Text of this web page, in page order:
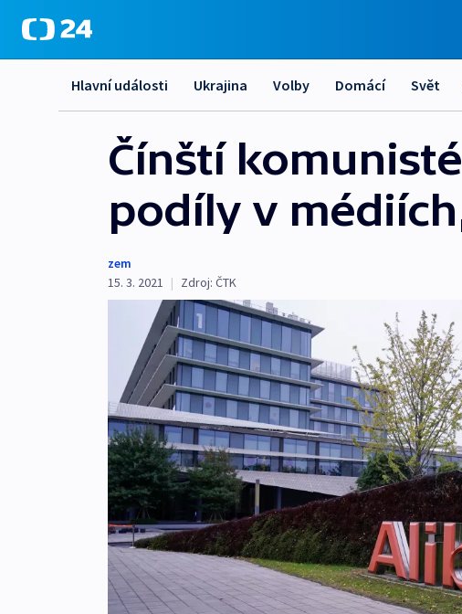
Hlavní události Ukrajina Volby Domácí Svět
Čínští
podíly v
zem
15. 3. 2021 | Zdroj: ČTK